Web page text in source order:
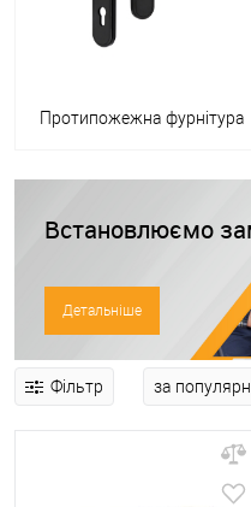
Протипожежна фурнітура
Встановлюємо
Детальніше
Фільтр